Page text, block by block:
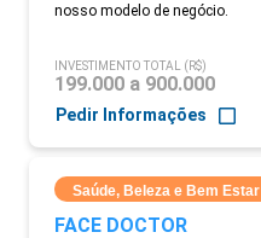
nosso modelo de negócio.
INVESTIMENTO TOTAL (R$)
199.000 a 900.000
Pedir Informações
Saúde, Beleza e Bem Estar
FACE DOCTOR